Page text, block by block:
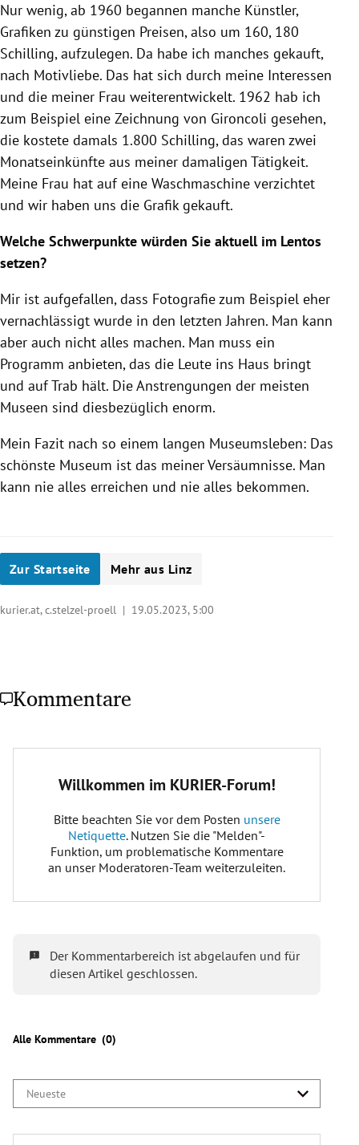
Nur wenig, ab 1960 begannen manche Künstler,
Grafiken zu günstigen Preisen, also um 160, 180
Schilling, aufzulegen. Da habe ich manches gekauft,
nach Motivliebe. Das hat sich durch meine Interessen
und die meiner Frau weiterentwickelt. 1962 hab ich
zum Beispiel eine Zeichnung von Gironcoli gesehen,
die kostete damals 1.800 Schilling, das waren zwei
Monatseinkünfte aus meiner damaligen Tätigkeit.
Meine Frau hat auf eine Waschmaschine verzichtet
und wir haben uns die Grafik gekauft.
Welche Schwerpunkte würden Sie aktuell im Lentos
setzen?
Mir ist aufgefallen, dass Fotografie zum Beispiel eher
vernachlässigt wurde in den letzten Jahren. Man kann
aber auch nicht alles machen. Man muss ein
Programm anbieten, das die Leute ins Haus bringt
und auf Trab hält. Die Anstrengungen der meisten
Museen sind diesbezüglich enorm.
Mein Fazit nach so einem langen Museumsleben: Das
schönste Museum ist das meiner Versäumnisse. Man
kann nie alles erreichen und nie alles bekommen.
Zur Startseite Mehr aus Linz
kurier.at, c.stelzel-proell | 19.05.2023, 5:00
Kommentare